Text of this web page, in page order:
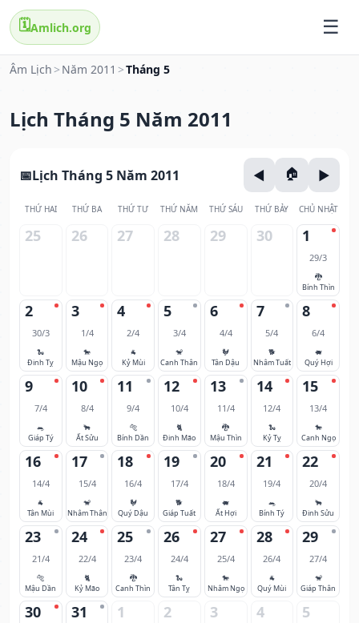
🗓️Amlich.org
Âm Lịch > Năm 2011 >Tháng 5
Lịch Tháng 5 Năm 2011
Lịch Tháng 5 Năm 2011
THỨ HAI THỨ BA THỨ TƯ THỨ NĂM THỨ SÁU THỨ BẢY CHỦ NHẬT
25 26 27 28 29 30 1
29/3
🐉
Bính Thìn
2
30/3
🐍
Đinh Tỵ
3
1/4
🐎
Mậu Ngọ
4
2/4
🐐
Kỷ Mùi
5
3/4
🐒
Canh Thân
6
4/4
🐓
Tân Dậu
7
5/4
🐕
Nhâm Tuất
8
6/4
🐖
Quý Hợi
9
7/4
🐀
Giáp Tý
10
8/4
🐂
Ất Sửu
11
9/4
🐅
Bính Dần
12
10/4
🐈
Đinh Mão
13
11/4
🐉
Mậu Thìn
14
12/4
🐍
Kỷ Tỵ
15
13/4
🐎
Canh Ngọ
16
14/4
🐐
Tân Mùi
17
15/4
🐒
Nhâm Thân
18
16/4
🐓
Quý Dậu
19
17/4
🐕
Giáp Tuất
20
18/4
🐖
Ất Hợi
21
19/4
🐀
Bính Tý
22
20/4
🐂
Đinh Sửu
23
21/4
🐅
Mậu Dần
24
22/4
🐈
Kỷ Mão
25
23/4
🐉
Canh Thìn
26
24/4
🐍
Tân Tỵ
27
25/4
🐎
Nhâm Ngọ
28
26/4
🐐
Quý Mùi
29
27/4
🐒
Giáp Thân
30 31 1 2 3 4 5